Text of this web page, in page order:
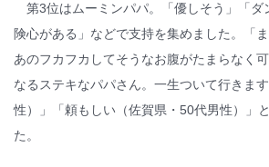
第3位はムーミンパパ。「優しそう」「ダ
険心がある」などで支持を集めました。「
あのフカフカしてそうなお腹がたまらなく
なるステキなパパさん。一生ついて行きま
性）」「頼もしい（佐賀県・50代男性）」
た。